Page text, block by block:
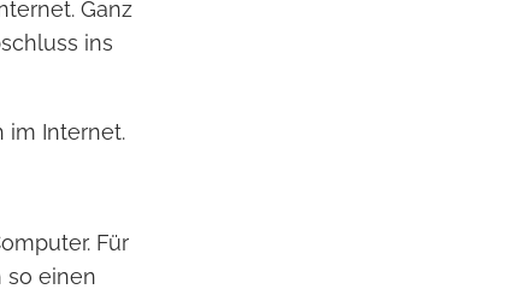
Ganz
ins
im Internet.
Für
so einen